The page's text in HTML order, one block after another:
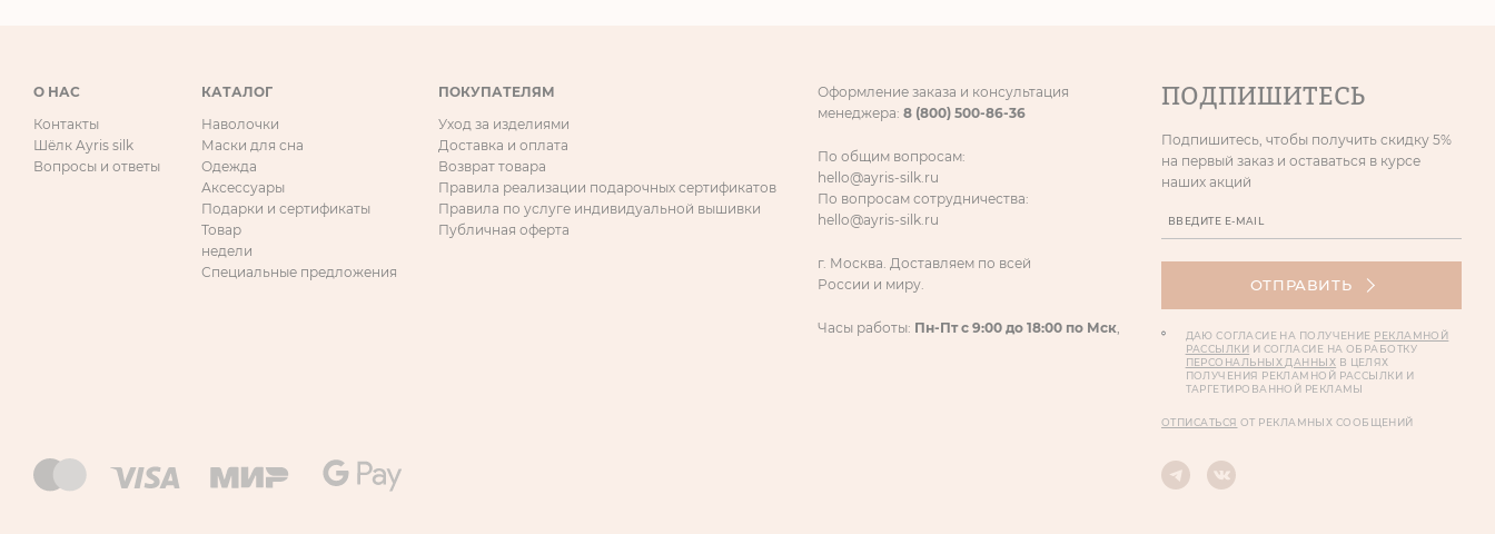
О НАС
Контакты
Шёлк Ayris silk
Вопросы и ответы
КАТАЛОГ
Наволочки
Маски для сна
Одежда
Аксессуары
Подарки и сертификаты
Товар
недели
Специальные предложения
ПОКУПАТЕЛЯМ
Уход за изделиями
Доставка и оплата
Возврат товара
Правила реализации подарочных сертификатов
Правила по услуге индивидуальной вышивки
Публичная оферта
Оформление заказа и консультация
менеджера: 8 (800) 500-86-36
По общим вопросам:
hello@ayris-silk.ru
По вопросам сотрудничества:
hello@ayris-silk.ru
г. Москва. Доставляем по всей
России и миру.
Часы работы: Пн-Пт с 9:00 до 18:00 по Мск,
ПОДПИШИТЕСЬ
Подпишитесь, чтобы получить скидку 5%
на первый заказ и оставаться в курсе
наших акций
ОТПРАВИТЬ
ДАЮ СОГЛАСИЕ НА ПОЛУЧЕНИЕ РЕКЛАМНОЙ
РАССЫЛКИ И СОГЛАСИЕ НА ОБРАБОТКУ
ПЕРСОНАЛЬНЫХ ДАННЫХ В ЦЕЛЯХ
ПОЛУЧЕНИЯ РЕКЛАМНОЙ РАССЫЛКИ И
ТАРГЕТИРОВАННОЙ РЕКЛАМЫ
ОТПИСАТЬСЯ ОТ РЕКЛАМНЫХ СООБЩЕНИЙ